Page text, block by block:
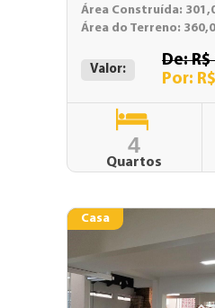
Área Construída:
Área do Terreno:
Valor:
De:
Por:
4
Quartos
Casa